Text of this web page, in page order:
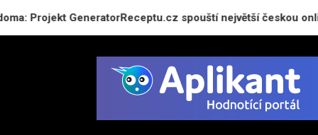
spouští největší českou online kuchařku